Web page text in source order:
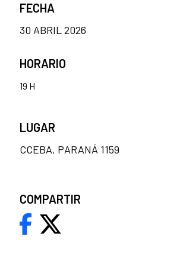
FECHA
30 ABRIL 2026
HORARIO
19 H
LUGAR
CCEBA, PARANÁ 1159
COMPARTIR